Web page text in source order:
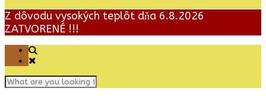
Z dôvodu vysokých teplôt dňa 6.8.2026
ZATVORENÉ !!!